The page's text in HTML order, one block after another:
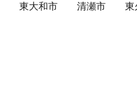
東大和市 清瀬市 東